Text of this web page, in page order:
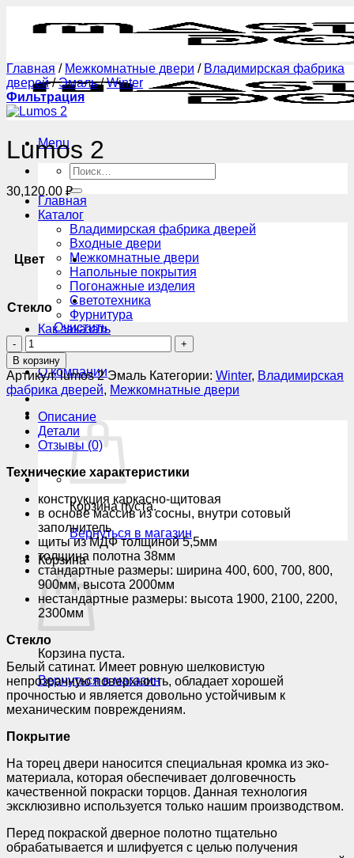
Menu
Искать:
Главная
Каталог
Владимирская фабрика дверей
Входные двери
Межкомнатные двери
Напольные покрытия
Погонажные изделия
Светотехника
Фурнитура
Как заказать
FAQ
О компании
Корзина пуста.
Вернуться в магазин
Корзина
Корзина пуста.
Вернуться в магазин
Главная / Межкомнатные двери / Владимирская фабрика
дверей / Эмаль / Winter
Фильтрация
Lumos 2
30,120.00 ₽
Цвет
Стекло
Очистить
Количество
товара
Lumos
2
В корзину
Артикул:lumos 2 Эмаль Категории: Winter, Владимирская
фабрика дверей, Межкомнатные двери
Описание
Детали
Отзывы (0)
Технические характеристики
конструкция каркасно-щитовая
в основе массив из сосны, внутри сотовый
заполнитель
щиты из МДФ толщиной 5,5мм
толщина полотна 38мм
стандартные размеры: ширина 400, 600, 700, 800,
900мм, высота 2000мм
нестандартные размеры: высота 1900, 2100, 2200,
2300мм
Стекло
Белый сатинат. Имеет ровную шелковистую
непрозрачную поверхность, обладает хорошей
прочностью и является довольно устойчивым к
механическим повреждениям.
Покрытие
На торец двери наносится специальная кромка из эко-
материала, которая обеспечивает долговечность
качественной покраски торцов. Данная технология
эксклюзивно используется только нашим производством.
Перед покраской дверное полотно тщательно
обрабатывается и шлифуется с целью получения